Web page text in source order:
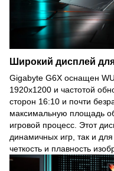
Широкий дисплей
Gigabyte G6X оснащен
1920x1200 и частотой
сторон 16:10 и почти
максимальную площадь
игровой процесс. Этот
динамичных игр, так и
четкость и плавность